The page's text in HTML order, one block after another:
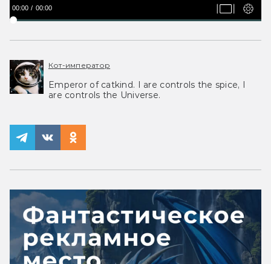
00:00 00:00
Кот-император
Emperor of catkind. I are controls the spice, I
are controls the Universe.